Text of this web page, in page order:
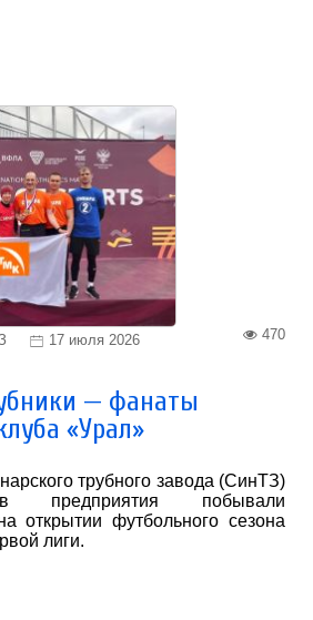
17 июля 2026 470
— фанаты
«Урал»
трубного завода (СинТЗ)
предприятия побывали
открытии футбольного сезона
лиги.